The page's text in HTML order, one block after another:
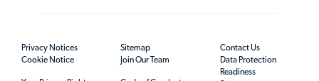
Privacy Notices
Cookie Notice
Sitemap
Join Our Team
Contact Us
Data Protection
Readiness